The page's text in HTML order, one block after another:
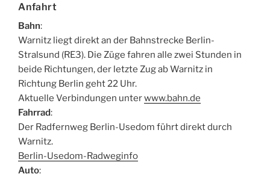
Anfahrt
Bahn:
Warnitz liegt direkt an der Bahnstrecke Berlin-
Stralsund (RE3). Die Züge fahren alle zwei Stunden in
beide Richtungen, der letzte Zug ab Warnitz in
Richtung Berlin geht 22 Uhr.
Aktuelle Verbindungen unterwww.bahn.de
Fahrrad:
Der Radfernweg Berlin-Usedom führt direkt durch
Warnitz.
Berlin-Usedom-Radweginfo
Auto: